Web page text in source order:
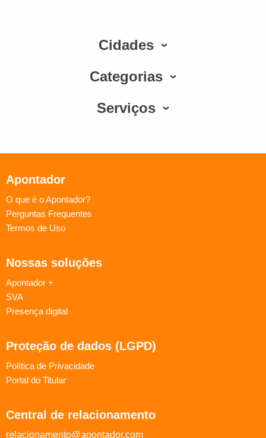
Cidades
Categorias
Serviços
Apontador
O que é o Apontador?
Perguntas Frequentes
Termos de Uso
Nossas soluções
Apontador +
SVA
Presença digital
Proteção de dados (LGPD)
Política de Privacidade
Portal do Titular
Central de relacionamento
relacionamento@apontador.com